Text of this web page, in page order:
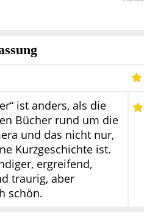
ist anders, als die
Bücher rund um die
und das nicht nur,
Kurzgeschichte ist.
ergreifend,
traurig, aber
schön.